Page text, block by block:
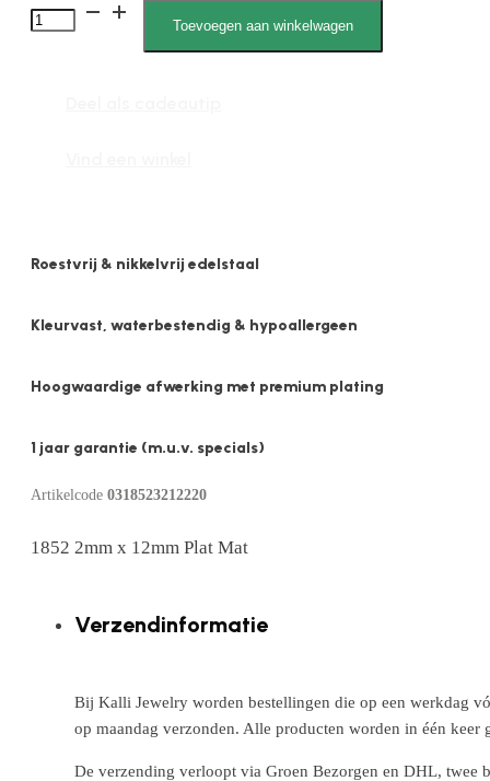
1852
Toevoegen aan winkelwagen
Roestvrij & nikkelvrij edelstaal
Kleurvast, waterbestendig & hypoallergeen
Hoogwaardige afwerking met premium plating
1 jaar garantie (m.u.v. specials)
Artikelcode 0318523212220
1852 2mm x 12mm Plat Mat
Verzendinformatie
Bij Kalli Jewelry worden bestellingen die op een werkdag
op maandag verzonden. Alle producten worden in één
De verzending verloopt via Groen Bezorgen en DHL, twee